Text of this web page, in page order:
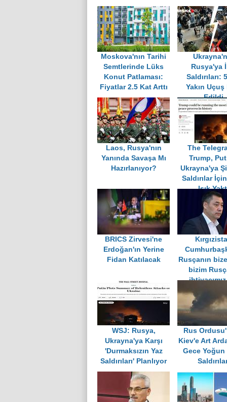
Moskova'nın Tarihi
Semtlerinde Lüks
Konut Patlaması:
Fiyatlar 2.5 Kat Arttı
Rusya'ya
Saldırıları:
Yakın Uçuş
Edildi
Laos, Rusya'nın
Yanında Savaşa Mı
Hazırlanıyor?
The
Trump,
Ukrayna'ya
Saldırılar
Işık
BRICS Zirvesi'ne
Erdoğan'ın Yerine
Fidan Katılacak
Rusçanın
bizim
WSJ: Rusya,
Ukrayna'ya Karşı
'Durmaksızın Yaz
Saldırıları' Planlıyor
Rus
Kiev'e Art
Gece Yoğun